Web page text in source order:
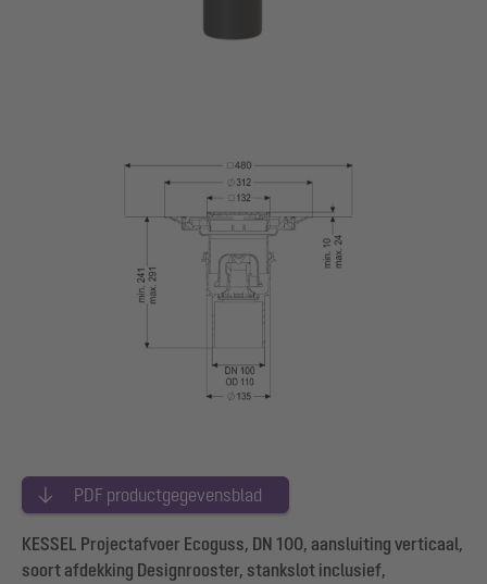
PDF productgegevensblad
KESSEL Projectafvoer Ecoguss, DN 100, aansluiting verticaal,
soort afdekking Designrooster, stankslot inclusief,